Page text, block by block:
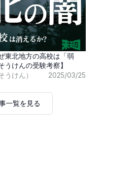
東北地方の高校は「弱
うけんの受験考察】
うけん）
2025/03/25
一覧を見る